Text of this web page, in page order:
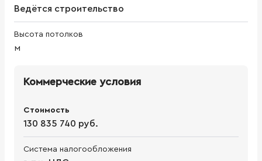
Ведётся строительство
Высота потолков
м
Коммерческие условия
Стоимость
130 835 740 руб.
Система налогообложения